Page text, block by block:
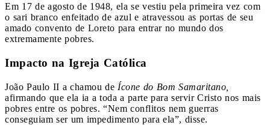
Em 17 de agosto de 1948, ela se vestiu pela primeira vez com
o sari branco enfeitado de azul e atravessou as portas de seu
amado convento de Loreto para entrar no mundo dos
extremamente pobres.
Impacto na Igreja Católica
João Paulo II a chamou de Ícone do Bom Samaritano,
afirmando que ela ia a toda a parte para servir Cristo nos mais
pobres entre os pobres. “Nem conflitos nem guerras
conseguiam ser um impedimento para ela”, disse.